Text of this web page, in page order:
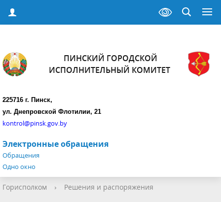
ПИНСКИЙ ГОРОДСКОЙ
ИСПОЛНИТЕЛЬНЫЙ КОМИТЕТ
225716 г. Пинск,
ул. Днепровской Флотилии, 21
kontrol@pinsk.gov.by
Электронные обращения
Обращения
Одно окно
Горисполком › Решения и распоряжения